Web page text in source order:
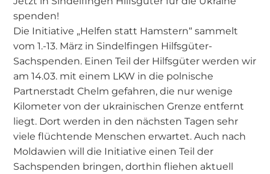
spenden!
Die Initiative „Helfen statt Hamstern“ sammelt
vom 1.-13. März in Sindelfingen Hilfsgüter-
Sachspenden. Einen Teil der Hilfsgüter werden wir
am 14.03. mit einem LKW in die polnische
Partnerstadt Chelm gefahren, die nur wenige
Kilometer von der ukrainischen Grenze entfernt
liegt. Dort werden in den nächsten Tagen sehr
viele flüchtende Menschen erwartet. Auch nach
Moldawien will die Initiative einen Teil der
Sachspenden bringen, dorthin fliehen aktuell